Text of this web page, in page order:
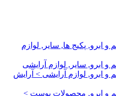
ابرو, پکیج ها, سایر, لوازم
ابرو, سایر, لوازم آرایشی
ابرو, لوازم آرایشی > آرایش
و ابرو, محصولات پوست >